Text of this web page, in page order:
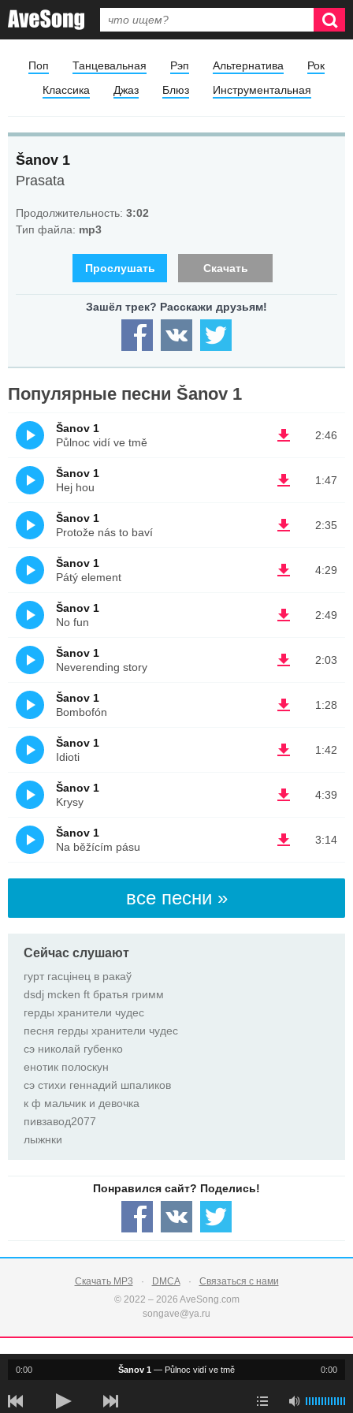
Поп Танцевальная Рэп Альтернатива
Рок
Классика
Джаз Блюз Инструментальная
Šanov 1
Prasata
Продолжительность: 3:02
Тип файла: mp3
Прослушать Скачать
Популярные песни Šanov 1
2:46
Šanov 1
Půlnoc vidí ve tmě
1:47
Šanov 1
Hej hou
2:35
Šanov 1
Protože nás to baví
4:29
Šanov 1
Pátý element
2:49
Šanov 1
No fun
2:03
Šanov 1
Neverending story
1:28
Šanov 1
Bombofón
1:42
Šanov 1
Idioti
4:39
Šanov 1
Krysy
3:14
Šanov 1
Na běžícím pásu
все песни »
Сейчас слушают
гурт гасцінец в ракаў
dsdj mcken ft братья гримм
герды хранители чудес
песня герды хранители чудес
сэ николай губенко
енотик полоскун
сэ стихи геннадий шпаликов
к ф мальчик и девочка
пивзавод2077
лыжнки
Скачать MP3 DMCA
Связаться с нами
© 2022 – 2026 AveSong.com
songave@ya.ru
0:00 0:00
Šanov 1 — Půlnoc vidí ve tmě